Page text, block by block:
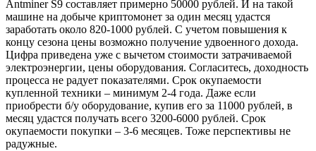
Antminer S9 составляет примерно 50000 рублей. И на такой
машине на добыче криптомонет за один месяц удастся
заработать около 820-1000 рублей. С учетом повышения к
концу сезона цены возможно получение удвоенного дохода.
Цифра приведена уже с вычетом стоимости затрачиваемой
электроэнергии, цены оборудования. Согласитесь, доходность
процесса не радует показателями. Срок окупаемости
купленной техники – минимум 2-4 года. Даже если
приобрести б/у оборудование, купив его за 11000 рублей, в
месяц удастся получать всего 3200-6000 рублей. Срок
окупаемости покупки – 3-6 месяцев. Тоже перспективы не
радужные.